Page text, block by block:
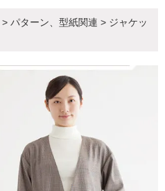
> パターン、型紙関連 > ジャケッ